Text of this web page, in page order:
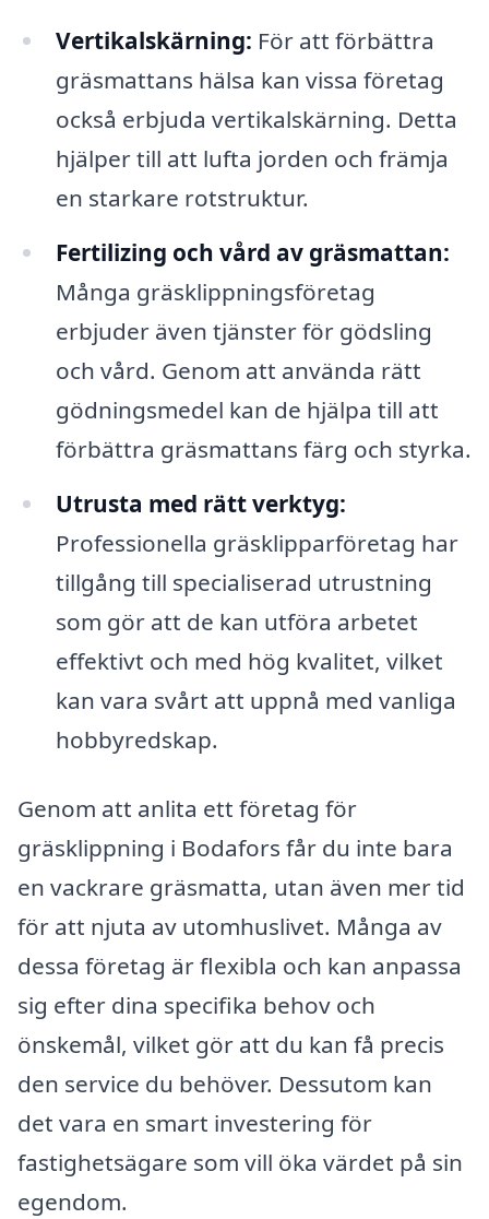
Vertikalskärning: För att förbättra
gräsmattans hälsa kan vissa företag
också erbjuda vertikalskärning. Detta
hjälper till att lufta jorden och främja
en starkare rotstruktur.
Fertilizing och vård av gräsmattan:
Många gräsklippningsföretag
erbjuder även tjänster för gödsling
och vård. Genom att använda rätt
gödningsmedel kan de hjälpa till att
förbättra gräsmattans färg och styrka.
Utrusta med rätt verktyg:
Professionella gräsklipparföretag har
tillgång till specialiserad utrustning
som gör att de kan utföra arbetet
effektivt och med hög kvalitet, vilket
kan vara svårt att uppnå med vanliga
hobbyredskap.
Genom att anlita ett företag för
gräsklippning i Bodafors får du inte bara
en vackrare gräsmatta, utan även mer tid
för att njuta av utomhuslivet. Många av
dessa företag är flexibla och kan anpassa
sig efter dina specifika behov och
önskemål, vilket gör att du kan få precis
den service du behöver. Dessutom kan
det vara en smart investering för
fastighetsägare som vill öka värdet på sin
egendom.